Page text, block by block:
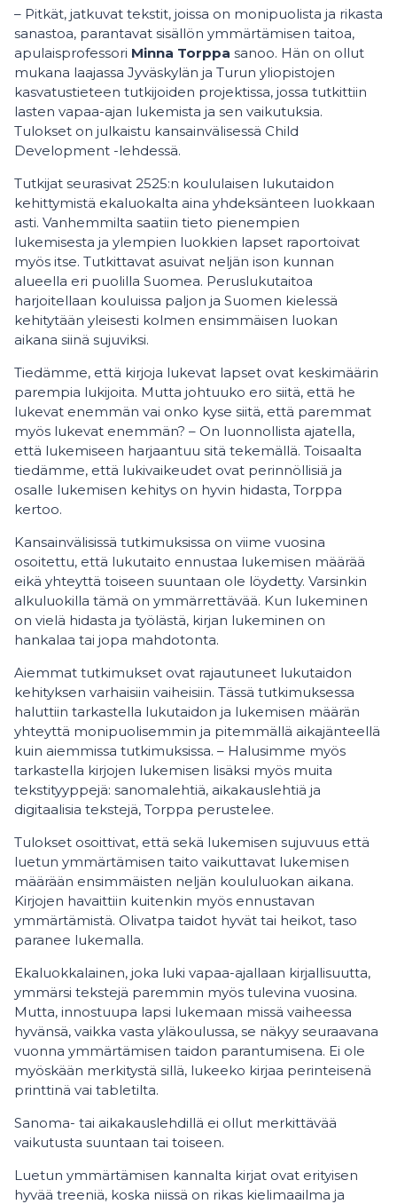
– Pitkät, jatkuvat tekstit, joissa on monipuolista ja rikasta
sanastoa, parantavat sisällön ymmärtämisen taitoa,
apulaisprofessori Minna Torppa sanoo. Hän on ollut
mukana laajassa Jyväskylän ja Turun yliopistojen
kasvatustieteen tutkijoiden projektissa, jossa tutkittiin
lasten vapaa-ajan lukemista ja sen vaikutuksia.
Tulokset on julkaistu kansainvälisessä Child
Development -lehdessä.
Tutkijat seurasivat 2525:n koululaisen lukutaidon
kehittymistä ekaluokalta aina yhdeksänteen luokkaan
asti. Vanhemmilta saatiin tieto pienempien
lukemisesta ja ylempien luokkien lapset raportoivat
myös itse. Tutkittavat asuivat neljän ison kunnan
alueella eri puolilla Suomea. Peruslukutaitoa
harjoitellaan kouluissa paljon ja Suomen kielessä
kehitytään yleisesti kolmen ensimmäisen luokan
aikana siinä sujuviksi.
Tiedämme, että kirjoja lukevat lapset ovat keskimäärin
parempia lukijoita. Mutta johtuuko ero siitä, että he
lukevat enemmän vai onko kyse siitä, että paremmat
myös lukevat enemmän? – On luonnollista ajatella,
että lukemiseen harjaantuu sitä tekemällä. Toisaalta
tiedämme, että lukivaikeudet ovat perinnöllisiä ja
osalle lukemisen kehitys on hyvin hidasta, Torppa
kertoo.
Kansainvälisissä tutkimuksissa on viime vuosina
osoitettu, että lukutaito ennustaa lukemisen määrää
eikä yhteyttä toiseen suuntaan ole löydetty. Varsinkin
alkuluokilla tämä on ymmärrettävää. Kun lukeminen
on vielä hidasta ja työlästä, kirjan lukeminen on
hankalaa tai jopa mahdotonta.
Aiemmat tutkimukset ovat rajautuneet lukutaidon
kehityksen varhaisiin vaiheisiin. Tässä tutkimuksessa
haluttiin tarkastella lukutaidon ja lukemisen määrän
yhteyttä monipuolisemmin ja pitemmällä aikajänteellä
kuin aiemmissa tutkimuksissa. – Halusimme myös
tarkastella kirjojen lukemisen lisäksi myös muita
tekstityyppejä: sanomalehtiä, aikakauslehtiä ja
digitaalisia tekstejä, Torppa perustelee.
Tulokset osoittivat, että sekä lukemisen sujuvuus että
luetun ymmärtämisen taito vaikuttavat lukemisen
määrään ensimmäisten neljän koululuokan aikana.
Kirjojen havaittiin kuitenkin myös ennustavan
ymmärtämistä. Olivatpa taidot hyvät tai heikot, taso
paranee lukemalla.
Ekaluokkalainen, joka luki vapaa-ajallaan kirjallisuutta,
ymmärsi tekstejä paremmin myös tulevina vuosina.
Mutta, innostuupa lapsi lukemaan missä vaiheessa
hyvänsä, vaikka vasta yläkoulussa, se näkyy seuraavana
vuonna ymmärtämisen taidon parantumisena. Ei ole
myöskään merkitystä sillä, lukeeko kirjaa perinteisenä
printtinä vai tabletilta.
Sanoma- tai aikakauslehdillä ei ollut merkittävää
vaikutusta suuntaan tai toiseen.
Luetun ymmärtämisen kannalta kirjat ovat erityisen
hyvää treeniä, koska niissä on rikas kielimaailma ja